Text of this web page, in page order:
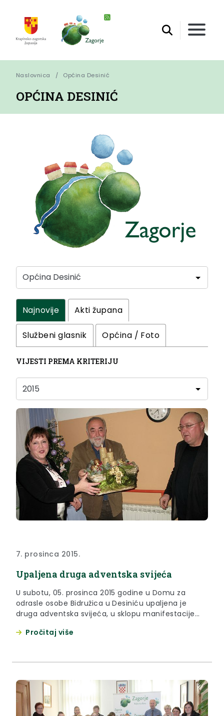
Naslovnica Općina Desinić
OPĆINA DESINIĆ
Najnovije Akti župana
Službeni glasnik Općina / Foto
VIJESTI PREMA KRITERIJU
7. prosinca 2015.
Upaljena druga adventska svijeća
U subotu, 05. prosinca 2015 godine u Domu za
odrasle osobe Bidružica u Desiniću upaljena je
druga adventska svijeća, u sklopu manifestacije
Pročitaj više